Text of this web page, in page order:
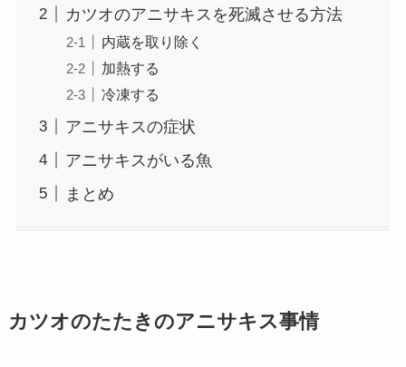
カツオのアニサキスを死滅させる方法
内蔵を取り除く
加熱する
冷凍する
アニサキスの症状
アニサキスがいる魚
まとめ
カツオのたたきのアニサキス事情